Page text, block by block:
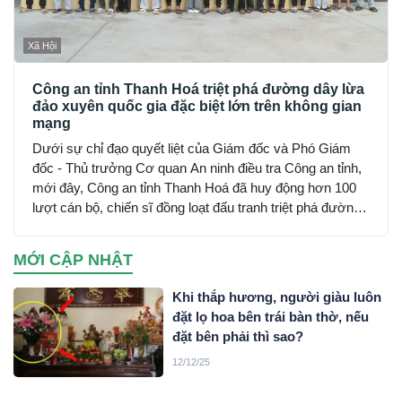
Xã Hội
Công an tỉnh Thanh Hoá triệt phá đường dây lừa
đảo xuyên quốc gia đặc biệt lớn trên không gian
mạng
Dưới sự chỉ đạo quyết liệt của Giám đốc và Phó Giám
đốc - Thủ trưởng Cơ quan An ninh điều tra Công an tỉnh,
mới đây, Công an tỉnh Thanh Hoá đã huy động hơn 100
lượt cán bộ, chiến sĩ đồng loạt đấu tranh triệt phá đường
xuyên quốc gia do đối tượng Mai Văn Tới, sinh năm 2001
trú tại xã Nga Sơn, tỉnh Thanh Hoá cầm đầu…
MỚI CẬP NHẬT
Khi thắp hương, người giàu luôn
đặt lọ hoa bên trái bàn thờ, nếu
đặt bên phải thì sao?
12/12/25